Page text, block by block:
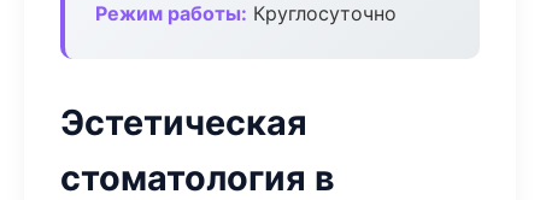
Режим работы: Круглосуточно
Эстетическая
стоматология в